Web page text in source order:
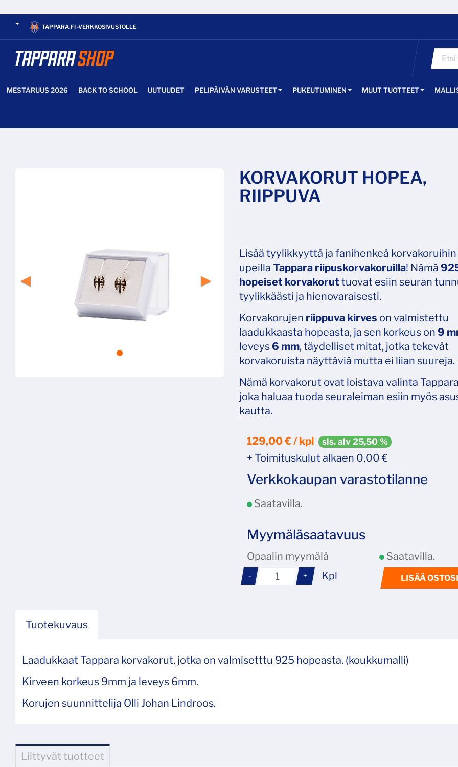
TAPPARA.FI -VERKKOSIVUSTOLLE
MESTARUUS 2026 BACK TO SCHOOL UUTUUDET PELIPÄIVÄN VARUSTEET PUKEUTUMINEN MUUT TUOTTEET
KORVAKORUT HOPEA,
RIIPPUVA
Lisää tyylikkyyttä ja fanihenkeä korvakoruihin
upeilla Tappara riipuskorvakoruilla! Nämä
hopeiset korvakorut tuovat esiin seuran
tyylikkäästi ja hienovaraisesti.
Korvakorujen riippuva kirves on valmistettu
laadukkaasta hopeasta, ja sen korkeus on 9
leveys 6 mm, täydelliset mitat, jotka tekevät
korvakoruista näyttäviä mutta ei liian suureja.
Nämä korvakorut ovat loistava valinta
joka haluaa tuoda seuraleiman esiin myös
kautta.
129,00 € / kpl sis. alv 25,50 %
+ Toimituskulut alkaen 0,00 €
Verkkokaupan varastotilanne
Saatavilla.
Myymäläsaatavuus
Opaalin myymälä Saatavilla.
- + Kpl LISÄÄ
Tuotekuvaus
Laadukkaat Tappara korvakorut, jotka on valmisetttu 925 hopeasta. (koukkumalli)
Kirveen korkeus 9mm ja leveys 6mm.
Korujen suunnittelija Olli Johan Lindroos.
Liittyvät tuotteet